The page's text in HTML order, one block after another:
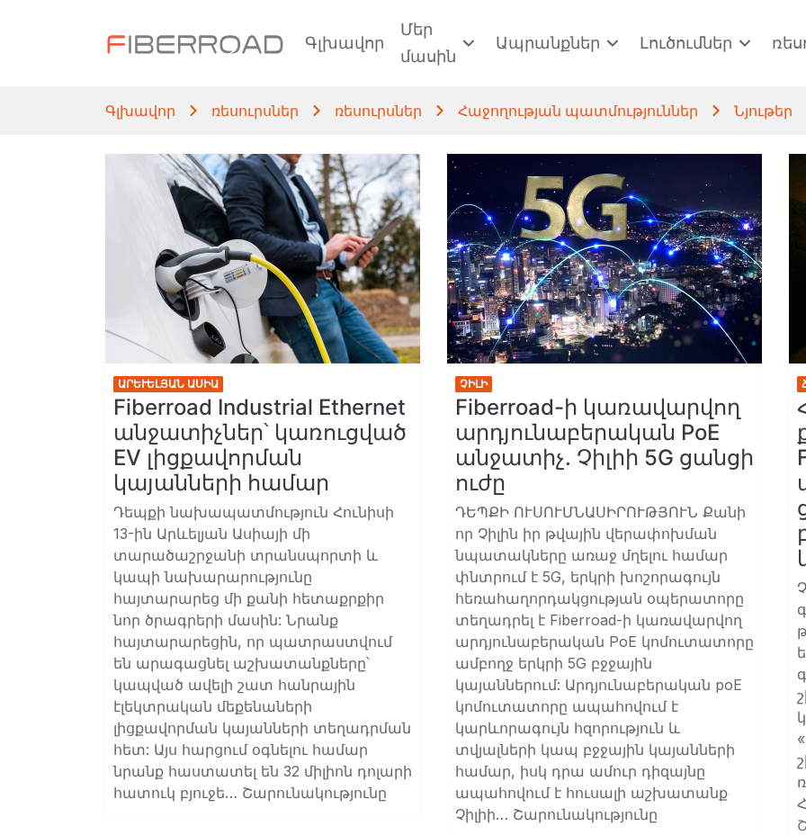
Գլխավոր
Մեր
մասին
Ապրանքներ Լուծումներ
Գլխավոր ռեսուրսներ ռեսուրսներ Հաջողության պատմություններ Նյութեր
ԱՐԵՒԵԼՅԱՆ ԱՍԻԱ
Fiberroad Industrial Ethernet
անջատիչներ՝ կառուցված
EV լիցքավորման
կայանների համար
Դեպքի նախապատմություն Հունիսի
13-ին Արևելյան Ասիայի մի
տարածաշրջանի տրանսպորտի և
կապի նախարարությունը
հայտարարեց մի քանի հետաքրքիր
նոր ծրագրերի մասին: Նրանք
հայտարարեցին, որ պատրաստվում
են արագացնել աշխատանքները՝
կապված ավելի շատ հանրային
էլեկտրական մեքենաների
լիցքավորման կայանների տեղադրման
հետ: Այս հարցում օգնելու համար
նրանք հաստատել են 32 միլիոն դոլարի
հատուկ բյուջե… Շարունակությունը
ՉԻԼԻ
Fiberroad-ի կառավարվող
արդյունաբերական PoE
անջատիչ. Չիլիի 5G ցանցի
ուժը
ԴԵՊՔԻ ՈՒՍՈՒՄՆԱՍԻՐՈՒԹՅՈՒՆ Քանի
որ Չիլին իր թվային վերափոխման
նպատակները առաջ մղելու համար
փնտրում է 5G, երկրի խոշորագույն
հեռահաղորդակցության օպերատորը
տեղադրել է Fiberroad-ի կառավարվող
արդյունաբերական PoE կոմուտատորը
ամբողջ երկրի 5G բջջային
կայաններում: Արդյունաբերական poE
կոմուտատորը ապահովում է
կարևորագույն հզորություն և
տվյալների կապ բջջային կայանների
համար, իսկ դրա ամուր դիզայնը
ապահովում է հուսալի աշխատանք
Չիլիի… Շարունակությունը